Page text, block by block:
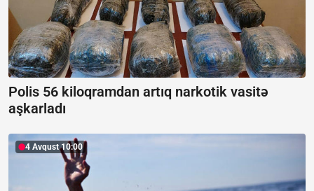
Polis 56 kiloqramdan artıq narkotik vasitə
aşkarladı
4 Avqust 10:00